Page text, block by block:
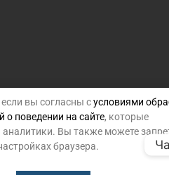
вы согласны сусловиями
о поведении на сайте, которые
Вы также можете
браузера.